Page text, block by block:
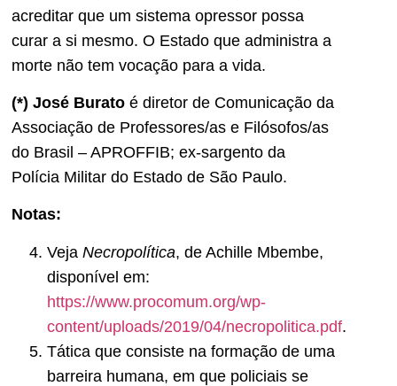
acreditar que um sistema opressor possa
curar a si mesmo. O Estado que administra a
morte não tem vocação para a vida.
(*) José Burato é diretor de Comunicação da
Associação de Professores/as e Filósofos/as
do Brasil – APROFFIB; ex-sargento da
Polícia Militar do Estado de São Paulo.
Notas:
Veja Necropolítica, de Achille Mbembe,
disponível em:
https://www.procomum.org/wp-
content/uploads/2019/04/necropolitica.pdf.
Tática que consiste na formação de uma
barreira humana, em que policiais se